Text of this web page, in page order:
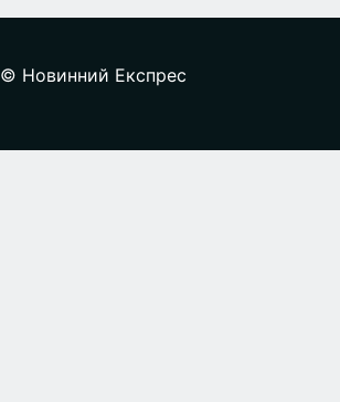
© Новинний Експрес